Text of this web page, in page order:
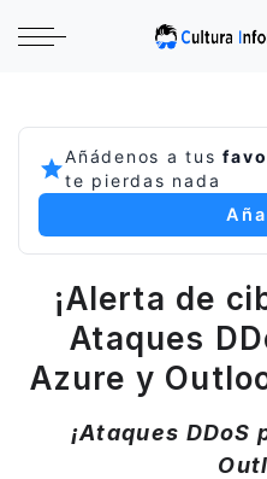
Añádenos a tus
te pierdas nada
¡Alerta de
Ataques
Azure y
¡Ataques